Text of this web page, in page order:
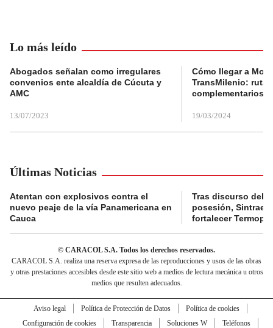
Lo más leído
Abogados señalan como irregulares
convenios ente alcaldía de Cúcuta y
AMC
13/07/2023
Cómo llegar a
TransMilenio:
complementarios
19/03/2024
Últimas Noticias
Atentan con explosivos contra el
nuevo peaje de la vía Panamericana en
Cauca
Tras discurso del
posesión,
fortalecer
© CARACOL S.A. Todos los derechos reservados.
CARACOL S.A. realiza una reserva expresa de las reproducciones y usos de las obras
y otras prestaciones accesibles desde este sitio web a medios de lectura mecánica u otros
medios que resulten adecuados.
Aviso legal Política de Protección de Datos
Política de cookies
Configuración de cookies
Transparencia Soluciones W
Teléfonos